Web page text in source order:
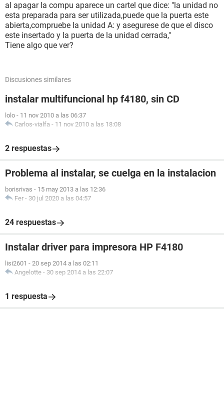
al apagar la compu aparece un cartel que dice: "la unidad no
esta preparada para ser utilizada,puede que la puerta este
abierta,compruebe la unidad A: y asegurese de que el disco
este insertado y la puerta de la unidad cerrada,"
Tiene algo que ver?
Discusiones similares
instalar multifuncional hp f4180, sin CD
lolo - 11 nov 2010 a las 06:37
Carlos-vialfa - 11 nov 2010 a las 18:08
2 respuestas
Problema al instalar, se cuelga en la instalacion
borisrivas - 15 may 2013 a las 12:36
Fer - 30 jul 2020 a las 04:57
24 respuestas
Instalar driver para impresora HP F4180
lisi2601 - 20 sep 2014 a las 02:11
Angelotte - 30 sep 2014 a las 22:07
1 respuesta